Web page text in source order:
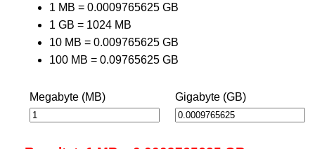
1 MB = 0.0009765625 GB
1 GB = 1024 MB
10 MB = 0.009765625 GB
100 MB = 0.09765625 GB
Megabyte (MB) Gigabyte (GB)